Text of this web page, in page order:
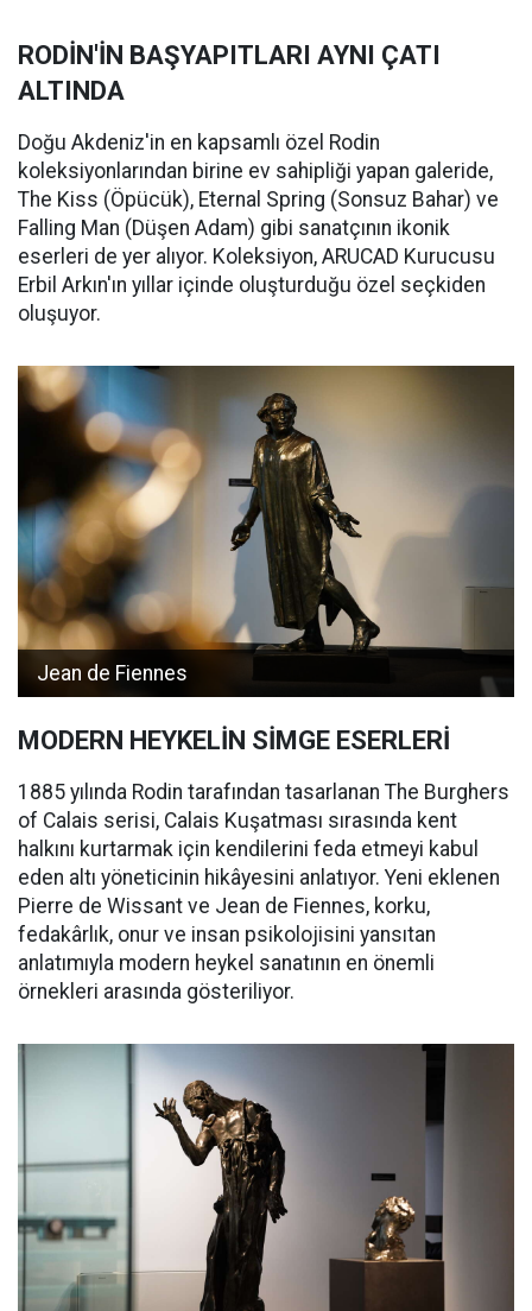
RODİN'İN BAŞYAPITLARI AYNI ÇATI
ALTINDA
Doğu Akdeniz'in en kapsamlı özel Rodin
koleksiyonlarından birine ev sahipliği yapan galeride,
The Kiss (Öpücük), Eternal Spring (Sonsuz Bahar) ve
Falling Man (Düşen Adam) gibi sanatçının ikonik
eserleri de yer alıyor. Koleksiyon, ARUCAD Kurucusu
Erbil Arkın'ın yıllar içinde oluşturduğu özel seçkiden
oluşuyor.
Jean de Fiennes
MODERN HEYKELİN SİMGE ESERLERİ
1885 yılında Rodin tarafından tasarlanan The Burghers
of Calais serisi, Calais Kuşatması sırasında kent
halkını kurtarmak için kendilerini feda etmeyi kabul
eden altı yöneticinin hikâyesini anlatıyor. Yeni eklenen
Pierre de Wissant ve Jean de Fiennes, korku,
fedakârlık, onur ve insan psikolojisini yansıtan
anlatımıyla modern heykel sanatının en önemli
örnekleri arasında gösteriliyor.